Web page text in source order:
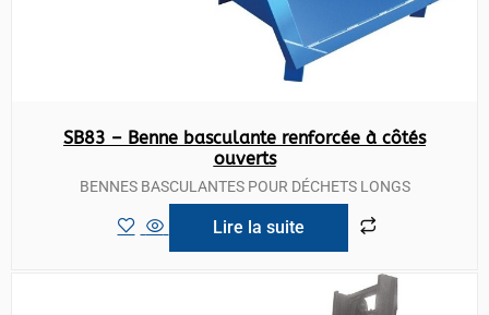
SB83 – Benne basculante renforcée à côtés
ouverts
BENNES BASCULANTES POUR DÉCHETS LONGS
Lire la suite